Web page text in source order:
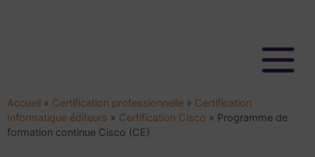
Accueil » Certification professionnelle » Certification
Informatique éditeurs » Certification Cisco » Programme de
formation continue Cisco (CE)